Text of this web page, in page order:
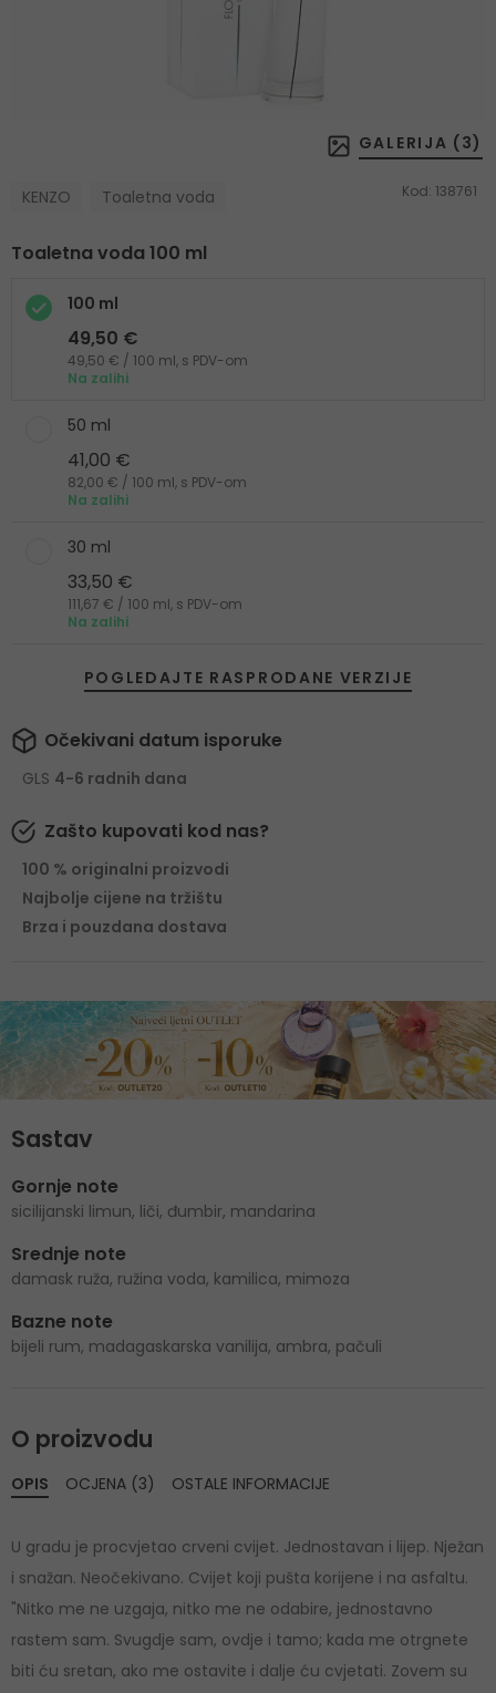
GALERIJA ( 3)
KENZO Toaletna voda Kod: 138761
Toaletna voda 100 ml
100 ml
49,50 €
49,50 € / 100 ml, s PDV-om
Na zalihi
50 ml
41,00 €
82,00 € / 100 ml, s PDV-om
Na zalihi
30 ml
33,50 €
111,67 € / 100 ml, s PDV-om
Na zalihi
POGLEDAJTE RASPRODANE VERZIJE
Očekivani datum isporuke
GLS 4-6 radnih dana
Zašto kupovati kod nas?
100 % originalni proizvodi
Najbolje cijene na tržištu
Brza i pouzdana dostava
Sastav
Gornje note
sicilijanski limun, liči, đumbir, mandarina
Srednje note
damask ruža, ružina voda, kamilica, mimoza
Bazne note
bijeli rum, madagaskarska vanilija, ambra, pačuli
O proizvodu
OPIS
U gradu je procvjetao crveni cvijet. Jednostavan i lijep. Nježan
i snažan. Neočekivano. Cvijet koji pušta korijene i na asfaltu.
"Nitko me ne uzgaja, nitko me ne odabire, jednostavno
rastem sam. Svugdje sam, ovdje i tamo; kada me otrgnete
biti ću sretan, ako me ostavite i dalje ću cvjetati. Zovem su
OCJENA (3) OSTALE INFORMACIJE